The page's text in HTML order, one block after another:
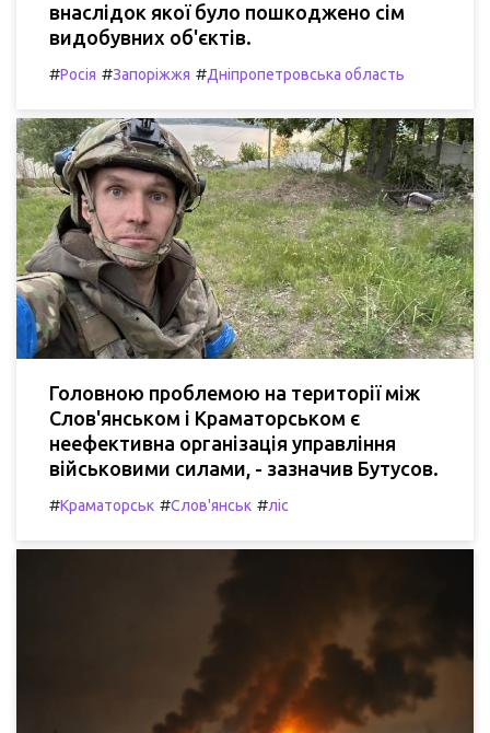
внаслідок якої було пошкоджено сім
видобувних об'єктів.
#Росія #Запоріжжя #Дніпропетровська область
Головною проблемою на території між
Слов'янськом і Краматорськом є
неефективна організація управління
військовими силами, - зазначив Бутусов.
#Краматорськ #Слов'янськ #ліс